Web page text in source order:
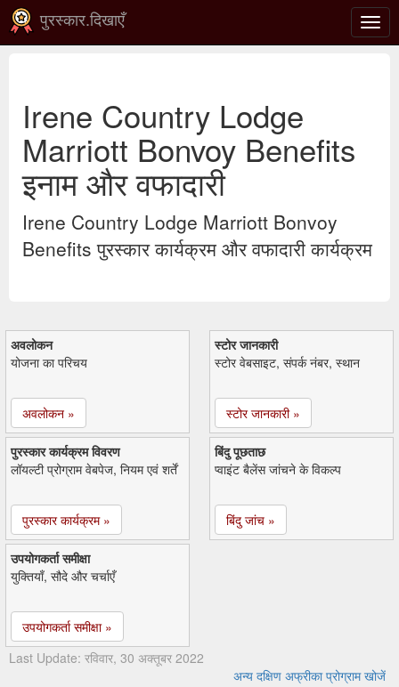
टॉगल
से
पुरस्कार.दिखाएँ
Irene Country Lodge
Marriott Bonvoy Benefits
इनाम और वफादारी
Irene Country Lodge Marriott Bonvoy
Benefits पुरस्कार कार्यक्रम और वफादारी कार्यक्रम
अवलोकन
योजना का परिचय
अवलोकन »
स्टोर जानकारी
स्टोर वेबसाइट, संपर्क नंबर, स्थान
स्टोर जानकारी »
पुरस्कार कार्यक्रम विवरण
लॉयल्टी प्रोग्राम वेबपेज, नियम एवं शर्तें
पुरस्कार कार्यक्रम »
बिंदु पूछताछ
प्वाइंट बैलेंस जांचने के विकल्प
बिंदु जांच »
उपयोगकर्ता समीक्षा
युक्तियाँ, सौदे और चर्चाएँ
उपयोगकर्ता समीक्षा »
Last Update: रविवार, 30 अक्तूबर 2022
अन्य दक्षिण अफ्रीका प्रोग्राम खोजें